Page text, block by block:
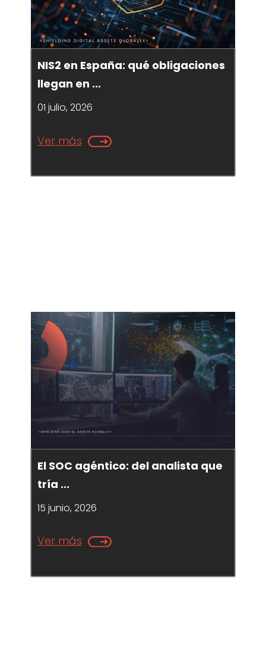
NIS2 en España: qué obligaciones
llegan en ...
01 julio, 2026
Ver más
El SOC agéntico: del analista que
tría ...
15 junio, 2026
Ver más